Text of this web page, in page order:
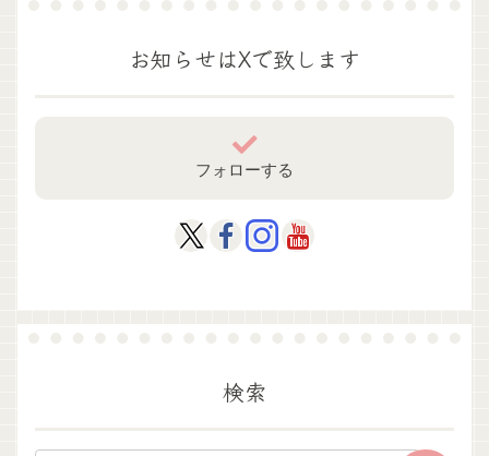
お知らせはXで致します
フォローする
検索